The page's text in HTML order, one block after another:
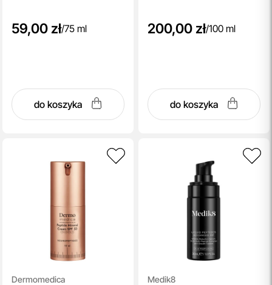
59,00 zł/75 ml
do koszyka
200,00 zł/100 ml
do koszyka
Dermomedica Medik8